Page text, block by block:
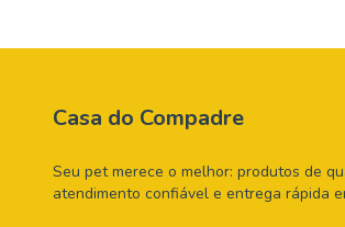
Casa do Compadre
Seu pet merece o melhor: produtos de
atendimento confiável e entrega rápida